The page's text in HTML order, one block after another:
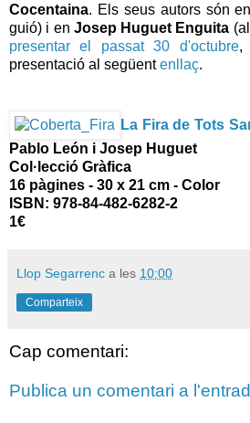
Cocentaina. Els seus autors són en
guió) i en Josep Huguet Enguita
presentar el passat 30 d'octubre,
presentació al següentenllaç.
La Fira de Tots
Pablo León i Josep Huguet
Col·lecció Gràfica
16 pàgines - 30 x 21 cm - Color
ISBN: 978-84-482-6282-2
1€
Llop Segarrenc a les 10:00
Comparteix
Cap comentari:
Publica un comentari a